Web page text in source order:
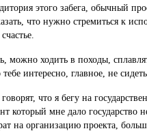
этого забега, обычный
что нужно стремиться к
можно ходить в походы,
интересно, главное, не
что я бегу на
который мне дало государство
на организацию проекта,